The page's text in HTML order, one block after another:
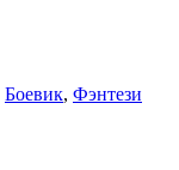
Боевик, Фэнтези